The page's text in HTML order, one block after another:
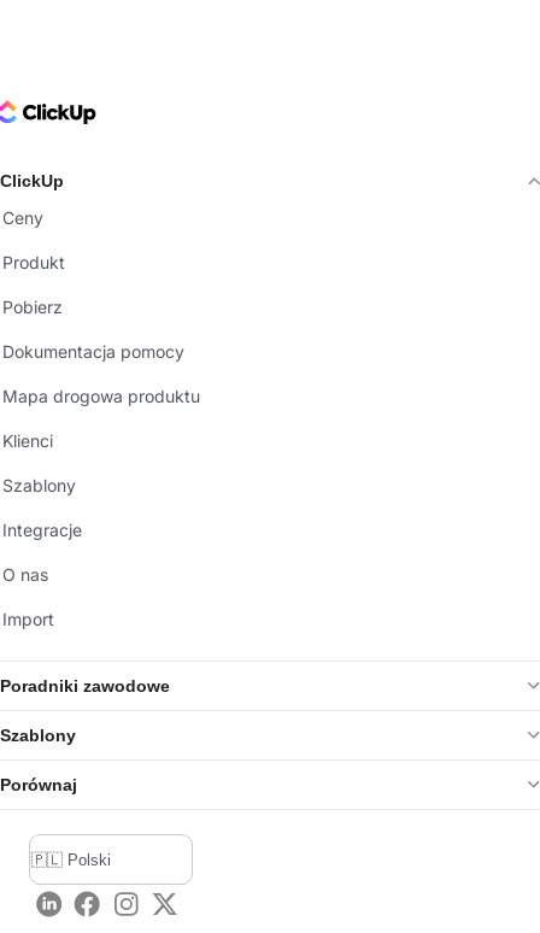
Logo
ClickUp
Ceny
Produkt
Pobierz
Dokumentacja pomocy
Mapa drogowa produktu
Klienci
Szablony
Integracje
O nas
Import
Poradniki zawodowe
Szablony
Porównaj
LinkedInFacebook
Instagram
Twitter